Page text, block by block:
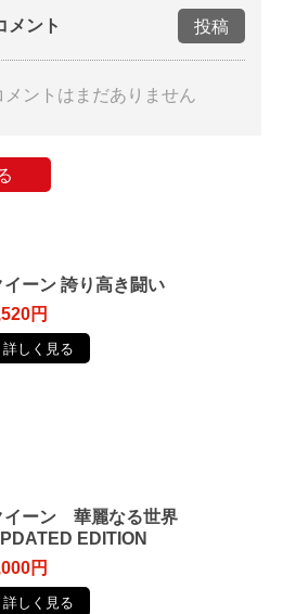
メント 投稿
メントはまだありません
イーン 誇り高き闘い
円
詳しく見る
イーン 華麗なる世界
EDITION
円
詳しく見る